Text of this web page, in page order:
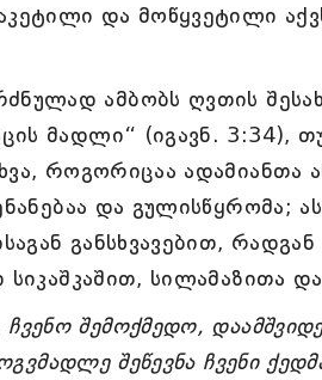
და მოწყვეტილი
ამბობს ღვთის
მადლი“ (იგავნ. 3:34),
როგორიცაა ადამიანთა
და გულისწყრომა;
განსხვავებით,
სიკაშკაშით, სილამაზითა
შემოქმედო,
შეწევნა ჩვენი